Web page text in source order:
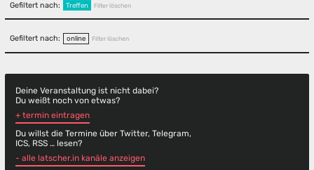
Gefiltert nach: Treffen Filter löschen
Gefiltert nach: online Filter löschen
Deine Veranstaltung ist nicht dabei?
Du weißt noch von etwas?
+ termin eintragen
Du willst die Termine über Twitter, Telegram,
ICS, RSS … lesen?
- alle latscher.in kanäle anzeigen